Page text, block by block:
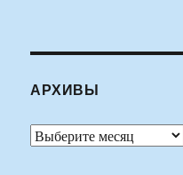
АРХИВЫ
Архивы